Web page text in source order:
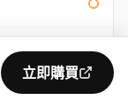
立即購買